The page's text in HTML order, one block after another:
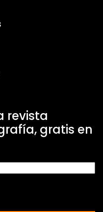
revista
gratis en